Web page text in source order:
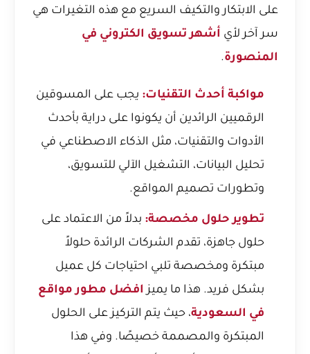
على الابتكار والتكيف السريع مع هذه التغيرات هي
سر آخر لأي أشهر تسويق الكتروني في
المنصورة.
مواكبة أحدث التقنيات: يجب على المسوقين
الرقميين الرائدين أن يكونوا على دراية بأحدث
الأدوات والتقنيات، مثل الذكاء الاصطناعي في
تحليل البيانات، التشغيل الآلي للتسويق،
وتطورات تصميم المواقع.
تطوير حلول مخصصة: بدلاً من الاعتماد على
حلول جاهزة، تقدم الشركات الرائدة حلولاً
مبتكرة ومخصصة تلبي احتياجات كل عميل
بشكل فريد. هذا ما يميز افضل مطور مواقع
في السعودية، حيث يتم التركيز على الحلول
المبتكرة والمصممة خصيصًا. وفي هذا